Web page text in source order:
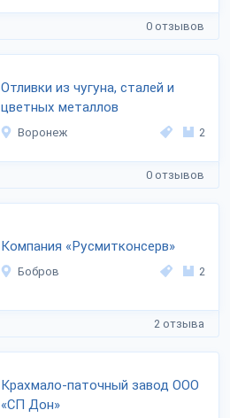
0 отзывов
Отливки из чугуна, сталей и
цветных металлов
Воронеж 2
0 отзывов
Компания «Русмитконсерв»
Бобров 2
2 отзыва
Крахмало-паточный завод ООО
«СП Дон»